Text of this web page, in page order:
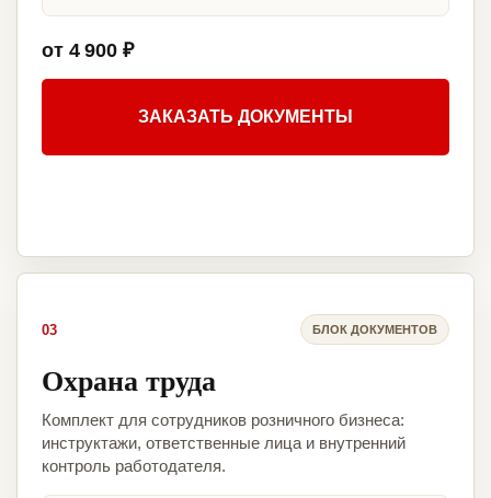
от 4 900 ₽
ЗАКАЗАТЬ ДОКУМЕНТЫ
03 БЛОК ДОКУМЕНТОВ
Охрана труда
Комплект для сотрудников розничного бизнеса:
инструктажи, ответственные лица и внутренний
контроль работодателя.